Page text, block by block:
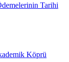
Tarihi
Köprü